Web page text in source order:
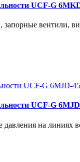
UCF-G
вентили,
UCF-G
на линиях